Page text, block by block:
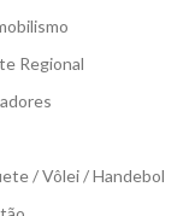
Regional
/ Vôlei / Handebol